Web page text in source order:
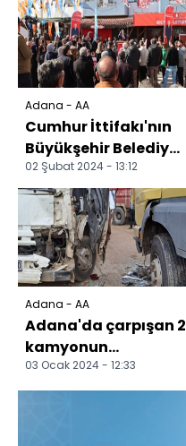
Adana - AA
Cumhur İttifakı'nın
Büyükşehir Belediye
Başkan adayı
Kocaispir,
Yumurtalık'...
02 Şubat 2024 - 13:12
Adana - AA
Adana'da çarpışan 2
kamyonun
sürücüleri yaralandı
03 Ocak 2024 - 12:33